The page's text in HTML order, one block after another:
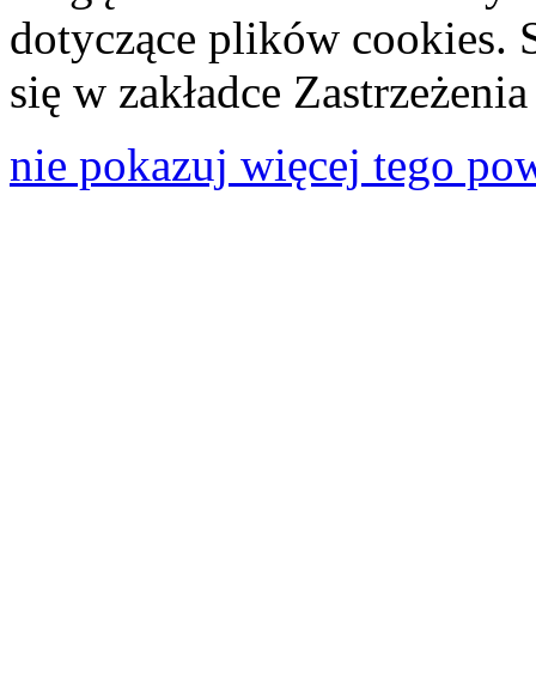
dotyczące plików cookies.
się w zakładce
nie pokazuj więcej tego